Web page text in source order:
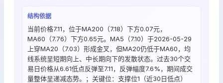
结构依据
当前价格7.11，位于MA200（7.18）下方0.07元，
MA60（7.76）下方0.65元。MA5（7.10）于2026-05-29
上穿MA20（7.03）形成金叉，但MA20仍低于MA60，均
线系统呈短期向上、中长期向下的发散状态。过去30个交
易日价格从6.61低点反弹至7.11，反弹幅度7.6%，期间成交
量整体呈递减态势。；关键位：支撑位1（近30日低点）